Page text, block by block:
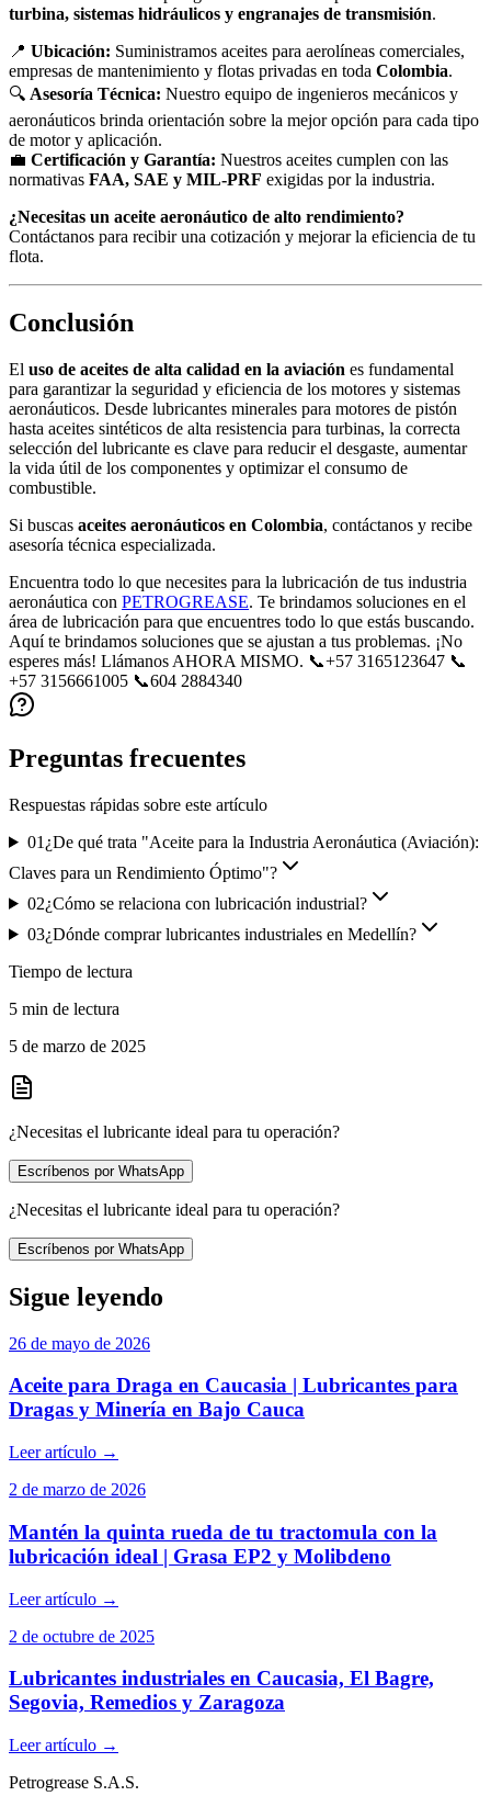
turbina, sistemas hidráulicos y engranajes de transmisión.
📍 Ubicación: Suministramos aceites para aerolíneas comerciales,
empresas de mantenimiento y flotas privadas en toda Colombia.
🔍 Asesoría Técnica: Nuestro equipo de ingenieros mecánicos y
aeronáuticos brinda orientación sobre la mejor opción para cada tipo
de motor y aplicación.
💼 Certificación y Garantía: Nuestros aceites cumplen con las
normativas FAA, SAE y MIL-PRF exigidas por la industria.
¿Necesitas un aceite aeronáutico de alto rendimiento?
Contáctanos para recibir una cotización y mejorar la eficiencia de tu
flota.
Conclusión
El uso de aceites de alta calidad en la aviación es fundamental
para garantizar la seguridad y eficiencia de los motores y sistemas
aeronáuticos. Desde lubricantes minerales para motores de pistón
hasta aceites sintéticos de alta resistencia para turbinas, la correcta
selección del lubricante es clave para reducir el desgaste, aumentar
la vida útil de los componentes y optimizar el consumo de
combustible.
Si buscas aceites aeronáuticos en Colombia, contáctanos y recibe
asesoría técnica especializada.
Encuentra todo lo que necesites para la lubricación de tus industria
aeronáutica con PETROGREASE. Te brindamos soluciones en el
área de lubricación para que encuentres todo lo que estás buscando.
Aquí te brindamos soluciones que se ajustan a tus problemas. ¡No
esperes más! Llámanos AHORA MISMO. 📞+57 3165123647 📞
+57 3156661005 📞604 2884340
Preguntas frecuentes
Respuestas rápidas sobre este artículo
01 ¿De qué trata "Aceite para la Industria Aeronáutica (Aviación):
Claves para un Rendimiento Óptimo"?
02¿Cómo se relaciona con lubricación industrial?
03¿Dónde comprar lubricantes industriales en Medellín?
Tiempo de lectura
5 min de lectura
5 de marzo de 2025
¿Necesitas el lubricante ideal para tu operación?
Escríbenos por WhatsApp
¿Necesitas el lubricante ideal para tu operación?
Escríbenos por WhatsApp
Sigue leyendo
26 de mayo de 2026
Aceite para Draga en Caucasia | Lubricantes para
Dragas y Minería en Bajo Cauca
Leer artículo →
2 de marzo de 2026
Mantén la quinta rueda de tu tractomula con la
lubricación ideal | Grasa EP2 y Molibdeno
Leer artículo →
2 de octubre de 2025
Lubricantes industriales en Caucasia, El Bagre,
Segovia, Remedios y Zaragoza
Leer artículo →
Petrogrease S.A.S.